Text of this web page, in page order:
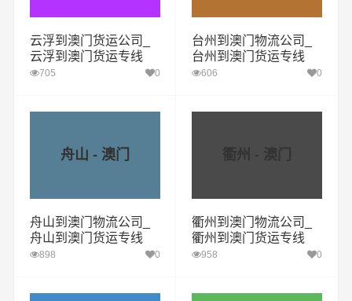
云浮到澳门货运公司_
云浮到澳门货运专线
705 0
台州到澳门物流公司_
台州到澳门货运专线
606 0
舟山 - 澳门
舟山到澳门物流公司_
舟山到澳门货运专线
898 0
衢州 - 澳门
衢州到澳门物流公司_
衢州到澳门货运专线
958 0